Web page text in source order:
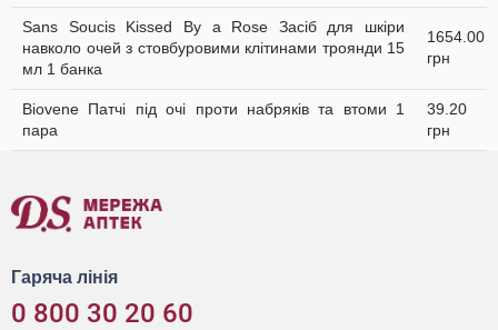
Sans Soucis Kissed By a Rose Засіб для шкіри
навколо очей з стовбуровими клітинами троянди 15
мл 1 банка
1654.00
грн
Biovene Патчі під очі проти набряків та втоми 1
пара
39.20
грн
Гаряча лінія
0 800 30 20 60